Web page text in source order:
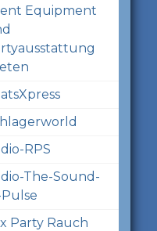
Equipment
RPS
The-Sound-
Party Rauch